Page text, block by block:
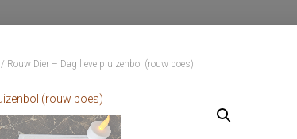
/ Rouw Dier – Dag lieve pluizenbol (rouw poes)